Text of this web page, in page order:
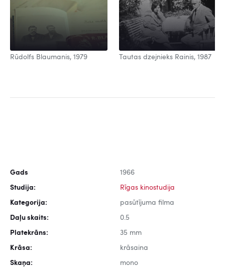
Rūdolfs Blaumanis, 1979 Tautas dzejnieks Rainis, 1987
Gads 1966
Studija: Rīgas kinostudija
Kategorija: pasūtījuma filma
Daļu skaits: 0.5
Platekrāns: 35 mm
Krāsa: krāsaina
Skaņa: mono